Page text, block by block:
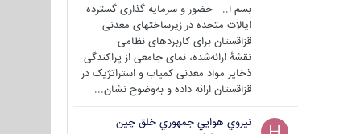
بسم ا.. حضور و سرمایه گذاری گسترده
ایالات متحده در زیرساختهای معدنی
قزاقستان برای کاربردهای نظامی
نقشهٔ ارائه‌شده، نمای جامعی از پراکندگی
ذخایر مواد معدنی کمیاب و استراتژیک در
قزاقستان ارائه داده و به‌وضوح نشان...
نيروي هوايي جمهوري خلق چين